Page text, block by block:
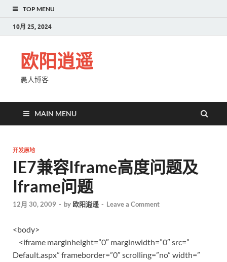
TOP MENU
10月 25, 2024
欧阳逍遥
愚人博客
MAIN MENU
开发原地
IE7兼容Iframe高度问题及
Iframe问题
12月 30, 2009 - by 欧阳逍遥 - Leave a Comment
<body>
<iframe marginheight=”0″ marginwidth=”0″ src=”
Default.aspx” frameborder=”0″ scrolling=”no” width=”